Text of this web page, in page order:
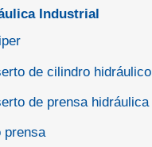
Industrial
de cilindro hidráulico
de prensa hidráulica
prensa